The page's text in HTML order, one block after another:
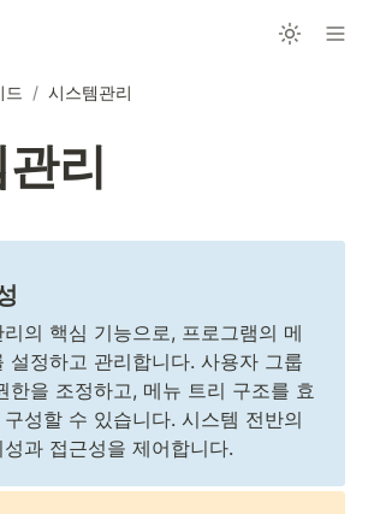
/ 시스템관리
리
의 핵심 기능으로, 프로그램의 메
설정하고 관리합니다. 사용자 그룹
한을 조정하고, 메뉴 트리 구조를 효
성할 수 있습니다. 시스템 전반의
과 접근성을 제어합니다.